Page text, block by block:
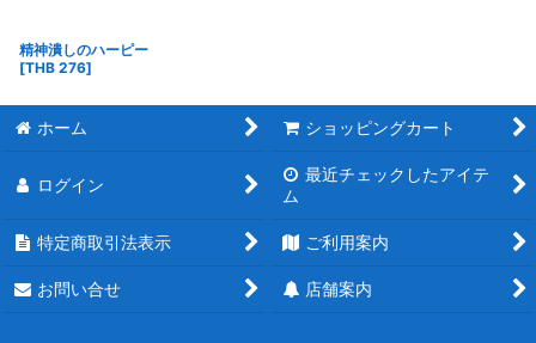
精神潰しのハーピー
[THB 276]
ホーム ショッピングカート
ログイン
最近チェックしたアイテ
ム
特定商取引法表示 ご利用案内
お問い合せ 店舗案内